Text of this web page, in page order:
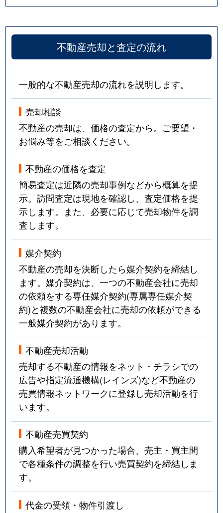
不動産売却と査定の流れ
一般的な不動産売却の流れを説明します。
売却相談
不動産の売却は、価格の査定から。ご要望・
お悩み等をご相談ください。
不動産の価格を査定
簡易査定は近隣の売却事例などから概算を提
示。訪問査定は現地を確認し、査定価格を提
示します。また、必要に応じて売却物件を調
査します。
媒介契約
不動産の売却を決断したら媒介契約を締結し
ます。媒介契約は、一つの不動産会社に売却
の依頼をする専任媒介契約(専属専任媒介契
約)と複数の不動産会社に売却の依頼ができる
一般媒介契約があります。
不動産売却活動
売却する不動産の情報をネット・チラシでの
広告や指定流通機構(レインズ)など不動産の
売買情報ネットワークに登録し売却活動を行
います。
不動産売買契約
購入希望者が見つかった場合、売主・買主間
で各種条件の調整を行い売買契約を締結しま
す。
代金の受領・物件引渡し